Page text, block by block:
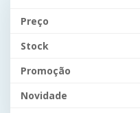
Preço
Stock
Promoção
Novidade